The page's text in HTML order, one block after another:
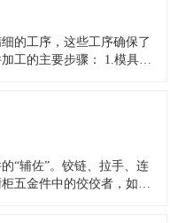
的工序，这些工序确保了
要步骤： 1.模具设
据图纸要求选择合适的板
“辅佐”。铰链、拉手、连
五金件中的佼佼者，如果